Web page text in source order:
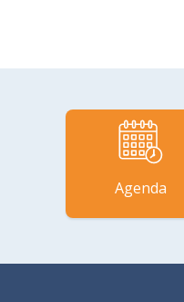
Agenda